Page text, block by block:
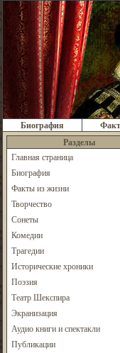
Биография
Разделы
Главная страница
Биография
Факты из жизни
Творчество
Сонеты
Комедии
Трагедии
Исторические хроники
Поэзия
Театр Шекспира
Экранизация
Аудио книги и спектакли
Публикации